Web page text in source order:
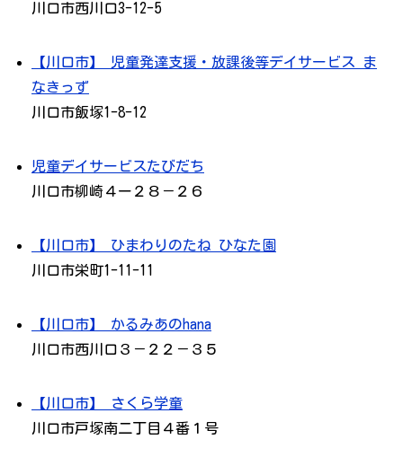
川口市西川口3-12-5
【川口市】 児童発達支援・放課後等デイサービス ま
なきっず
川口市飯塚1-8-12
児童デイサービスたびだち
川口市柳崎４ー２８－２６
【川口市】 ひまわりのたね ひなた園
川口市栄町1-11-11
【川口市】 かるみあのhana
川口市西川口３－２２－３５
【川口市】 さくら学童
川口市戸塚南二丁目４番１号